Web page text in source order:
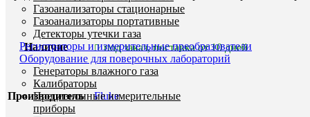
Газоанализаторы стационарные
Газоанализаторы портативные
Детекторы утечки газа
Регистраторы и измерительные преобразователи
Оборудование для поверочных лабораторий
Генераторы влажного газа
Калибраторы
Прецизионные измерительные
приборы
Наличие под заказ, поставка от 10 дней
Производитель Fluke